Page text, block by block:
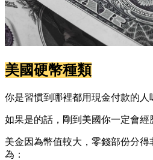
美國硬幣種類
你是習慣到哪裡都用現金付款的人
如果是的話，剛到美國你一定會經
美金因為幣值較大，零錢部份分
為：